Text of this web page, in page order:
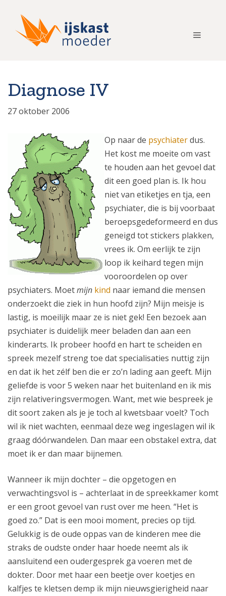
Menu
Diagnose IV
27 oktober 2006
Op naar de psychiaterdus.
Het kost me moeite om vast
te houden aan het gevoel dat
dit een goed plan is. Ik hou
niet van etiketjes en tja, een
psychiater, die is bij voorbaat
beroepsgedeformeerd en dus
geneigd tot stickers plakken,
vrees ik. Om eerlijk te zijn
loop ik keihard tegen mijn
vooroordelen op over
psychiaters. Moetmijn kind naar iemand die mensen
onderzoekt die ziek in hun hoofd zijn? Mijn meisje is
lastig, is moeilijk maar ze is niet gek! Een bezoek aan
psychiater is duidelijk meer beladen dan aan een
kinderarts. Ik probeer hoofd en hart te scheiden en
spreek mezelf streng toe dat specialisaties nuttig zijn
en dat ik het zélf ben die er zo’n lading aan geeft. Mijn
geliefde is voor 5 weken naar het buitenland en ik mis
zijn relativeringsvermogen. Want, met wie bespreek je
dit soort zaken als je je toch al kwetsbaar voelt? Toch
wil ik niet wachten, eenmaal deze weg ingeslagen wil ik
graag dóórwandelen. Dan maar een obstakel extra, dat
moet ik er dan maar bijnemen.
Wanneer ik mijn dochter – die opgetogen en
verwachtingsvol is – achterlaat in de spreekkamer komt
er een groot gevoel van rust over me heen. “Het is
goed zo.” Dat is een mooi moment, precies op tijd.
Gelukkig is de oude oppas van de kinderen mee die
straks de oudste onder haar hoede neemt als ik
aansluitend een oudergesprek ga voeren met de
dokter. Door met haar een beetje over koetjes en
kalfjes te kletsen demp ik mijn nieuwsgierigheid naar